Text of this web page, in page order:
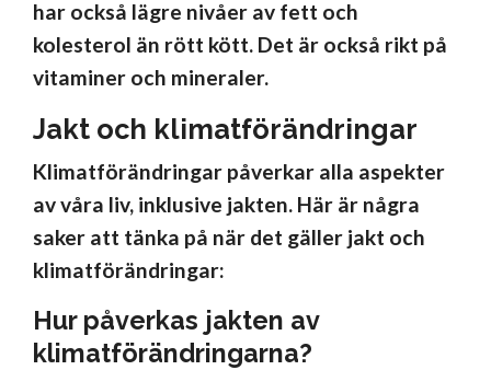
har också lägre nivåer av fett och
kolesterol än rött kött. Det är också rikt på
vitaminer och mineraler.
Jakt och klimatförändringar
Klimatförändringar påverkar alla aspekter
av våra liv, inklusive jakten. Här är några
saker att tänka på när det gäller jakt och
klimatförändringar:
Hur påverkas jakten av
klimatförändringarna?